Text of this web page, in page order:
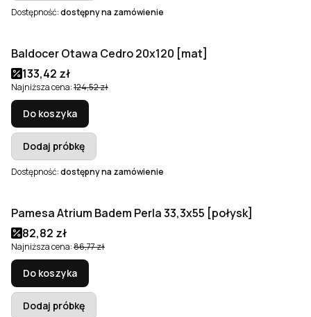
Dostępność:dostępny na zamówienie
Okazja
Baldocer Otawa Cedro 20x120 [mat]
Cena promocyjna
133,42 zł
Najniższa cena:124,52 zł
Do koszyka
Dodaj próbkę
Dostępność:dostępny na zamówienie
Okazja
Pamesa Atrium Badem Perla 33,3x55 [połysk]
Cena promocyjna
82,82 zł
Najniższa cena:86,77 zł
Do koszyka
Dodaj próbkę